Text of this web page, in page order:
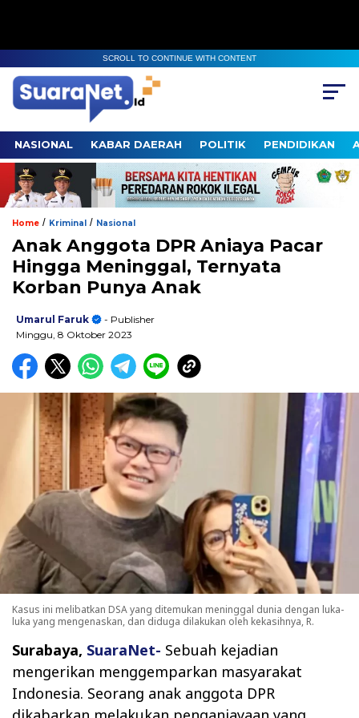
SCROLL TO CONTINUE WITH CONTENT
NASIONAL KABAR DAERAH POLITIK PENDIDIKAN
Home / Kriminal / Nasional
Anak Anggota DPR Aniaya Pacar
Hingga Meninggal, Ternyata
Korban Punya Anak
Umarul Faruk
- Publisher
Minggu, 8 Oktober 2023
Kasus ini melibatkan DSA yang ditemukan meninggal dunia dengan luka-
luka yang mengenaskan, dan diduga dilakukan oleh kekasihnya, R.
Surabaya, SuaraNet- Sebuah kejadian
mengerikan menggemparkan masyarakat
Indonesia. Seorang anak anggota DPR